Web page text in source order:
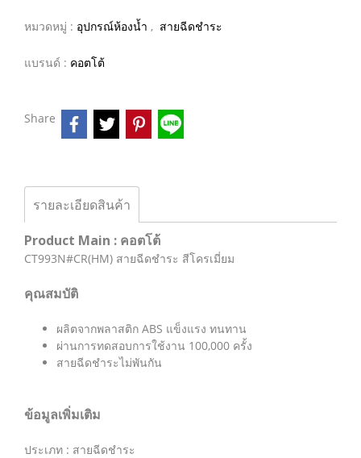
หมวดหมู่ : อุปกรณ์ห้องน้ำ , สายฉีดชำระ
แบรนด์ : คอตโต้
Share
รายละเอียดสินค้า
Product Main : คอตโต้
CT993N#CR(HM) สายฉีดชำระ สีโครเมี่ยม
คุณสมบัติ
ผลิตจากพลาสติก ABS แข็งแรง ทนทาน
ผ่านการทดสอบการใช้งาน 100,000 ครั้ง
สายฉีดชำระไม่พันกัน
ข้อมูลเพิ่มเติม
ประเภท : สายฉีดชำระ